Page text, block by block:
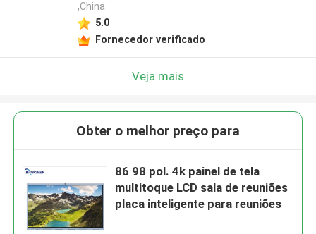
,China
5.0
Fornecedor verificado
Veja mais
Obter o melhor preço para
86 98 pol. 4k painel de tela
multitoque LCD sala de reuniões
placa inteligente para reuniões